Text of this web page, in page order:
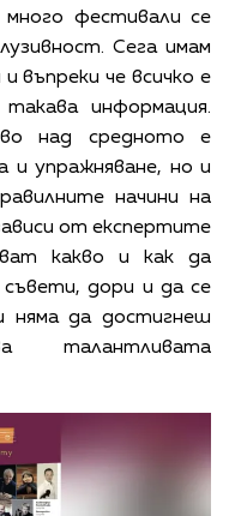
фестивали се
Сега имам
въпреки че всичко е
информация.
над средното е
и упражняване, но и
начини на
от експертите
какво и как да
дори и да се
няма да достигнеш
талантливата